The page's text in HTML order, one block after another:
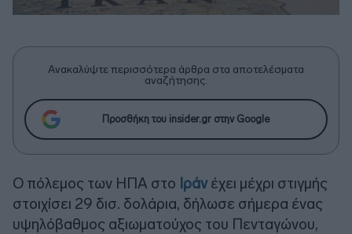
Ανακαλύψτε περισσότερα άρθρα στα αποτελέσματα
αναζήτησης.
Προσθήκη του insider.gr στην Google
Ο πόλεμος των ΗΠΑ στο Ιράνέχει μέχρι στιγμής
στοιχίσει 29 δισ. δολάρια, δήλωσε σήμερα ένας
υψηλόβαθμος αξιωματούχος του Πενταγώνου,